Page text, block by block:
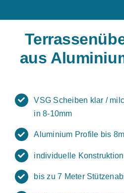
aus
VSG Scheiben klar /
in 8-10mm
Aluminium Profile bis
individuelle
bis zu 7 Meter